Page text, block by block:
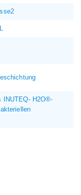
INUTEQ- H2O®-